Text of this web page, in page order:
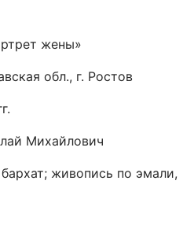
жены»
обл., г. Ростов
Михайлович
живопись по эмали,